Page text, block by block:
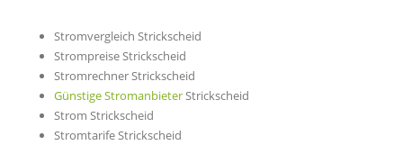
Stromvergleich Strickscheid
Strompreise Strickscheid
Stromrechner Strickscheid
Günstige StromanbieterStrickscheid
Strom Strickscheid
Stromtarife Strickscheid